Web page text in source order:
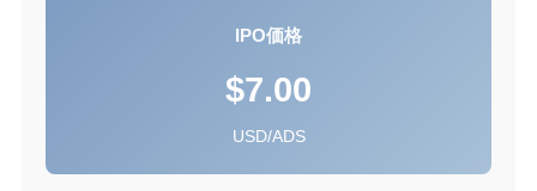
IPO価格
$7.00
USD/ADS